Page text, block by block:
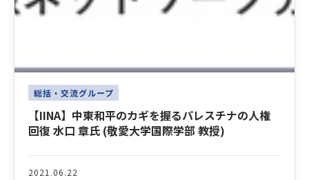
総括・交流グループ
【IINA】中東和平のカギを握るパレスチナの人権
回復 水口 章氏 (敬愛大学国際学部 教授)
2021.06.22